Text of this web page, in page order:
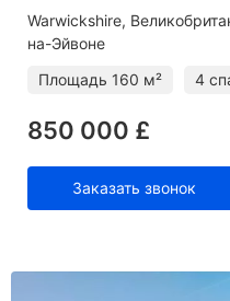
Warwickshire
на-Эйвоне
Площадь 160 м² 4
850 000 £
Заказать звонок